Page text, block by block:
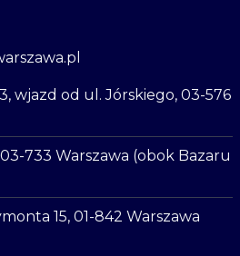
wjazd od ul. Jórskiego, 03-576
733 Warszawa (obok Bazaru
15, 01-842 Warszawa